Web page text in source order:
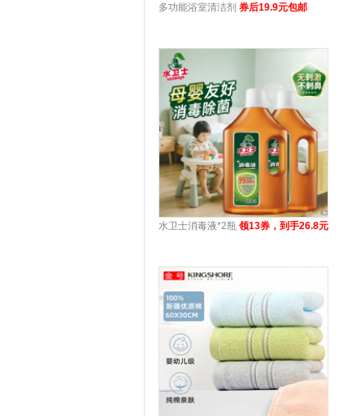
多功能浴室清洁剂 券后19.9元包邮
水卫士消毒液*2瓶 领13券，到手26.8元